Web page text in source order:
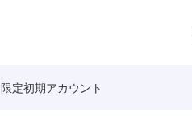
限定初期アカウント